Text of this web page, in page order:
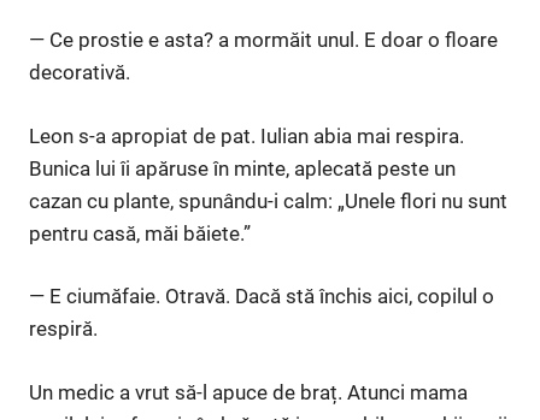
— Ce prostie e asta? a mormăit unul. E doar o floare
decorativă.
Leon s-a apropiat de pat. Iulian abia mai respira.
Bunica lui îi apăruse în minte, aplecată peste un
cazan cu plante, spunându-i calm: „Unele flori nu sunt
pentru casă, măi băiete.”
— E ciumăfaie. Otravă. Dacă stă închis aici, copilul o
respiră.
Un medic a vrut să-l apuce de braț. Atunci mama